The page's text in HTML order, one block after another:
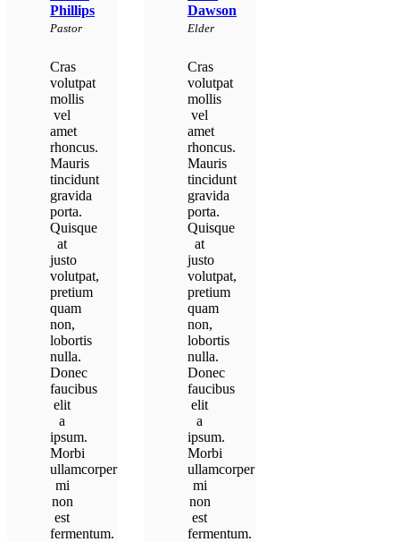
Phillips
Pastor
Cras
volutpat
mollis
vel
amet
rhoncus.
Mauris
tincidunt
gravida
porta.
Quisque
at
justo
volutpat,
pretium
quam
non,
lobortis
nulla.
Donec
faucibus
elit
a
ipsum.
Morbi
ullamcorper
mi
non
est
fermentum.
Dawson
Elder
Cras
volutpat
mollis
vel
amet
rhoncus.
Mauris
tincidunt
gravida
porta.
Quisque
at
justo
volutpat,
pretium
quam
non,
lobortis
nulla.
Donec
faucibus
elit
a
ipsum.
Morbi
ullamcorper
mi
non
est
fermentum.